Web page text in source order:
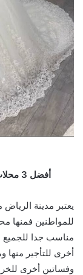
أفضل 3 محلات لبيع فساتين الزفاف المستعملة بالرياض
يعتبر مدينة
للمواطنين فمنها
مناسب جدا للجميع
أخرى للتأجير منها
وفساتين أخرى